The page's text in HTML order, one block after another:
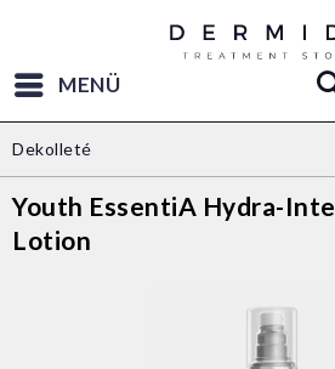
MENÜ
Dekolleté
Youth EssentiA Hydra-
Lotion